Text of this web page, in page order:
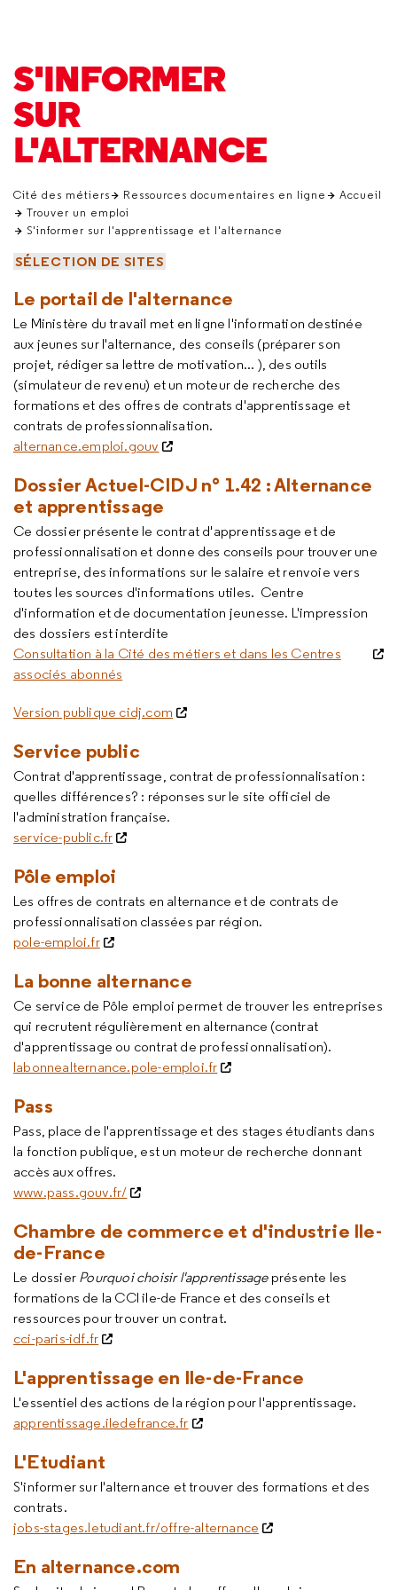
S'INFORMER
SUR
L'ALTERNANCE
Cité des métiers Ressources documentaires en ligne
Accueil
Trouver un emploi
S'informer sur l'apprentissage et l'alternance
SÉLECTION DE SITES
Le portail de l'alternance
Le Ministère du travail met en ligne l'information destinée
aux jeunes sur l'alternance, des conseils (préparer son
projet, rédiger sa lettre de motivation... ), des outils
(simulateur de revenu) et un moteur de recherche des
formations et des offres de contrats d'apprentissage et
contrats de professionnalisation.
alternance.emploi.gouv
Dossier Actuel-CIDJ n° 1.42 : Alternance
et apprentissage
Ce dossier présente le contrat d'apprentissage et de
professionnalisation et donne des conseils pour trouver une
entreprise, des informations sur le salaire et renvoie vers
toutes les sources d'informations utiles. Centre
d'information et de documentation jeunesse. L'impression
des dossiers est interdite
Consultation à la Cité des métiers et dans les Centres
associés abonnés
Version publique cidj.com
Service public
Contrat d'apprentissage, contrat de professionnalisation :
quelles différences? : réponses sur le site officiel de
l'administration française.
service-public.fr
Pôle emploi
Les offres de contrats en alternance et de contrats de
professionnalisation classées par région.
pole-emploi.fr
La bonne alternance
Ce service de Pôle emploi permet de trouver les entreprises
qui recrutent régulièrement en alternance (contrat
d'apprentissage ou contrat de professionnalisation).
labonnealternance.pole-emploi.fr
Pass
Pass, place de l'apprentissage et des stages étudiants dans
la fonction publique, est un moteur de recherche donnant
accès aux offres.
www.pass.gouv.fr/
Chambre de commerce et d'industrie Ile-
de-France
Le dossier Pourquoi choisir l'apprentissage présente les
formations de la CCI ile-de France et des conseils et
ressources pour trouver un contrat.
cci-paris-idf.fr
L'apprentissage en Ile-de-France
L'essentiel des actions de la région pour l'apprentissage.
apprentissage.iledefrance.fr
L'Etudiant
S'informer sur l'alternance et trouver des formations et des
contrats.
jobs-stages.letudiant.fr/offre-alternance
En alternance.com